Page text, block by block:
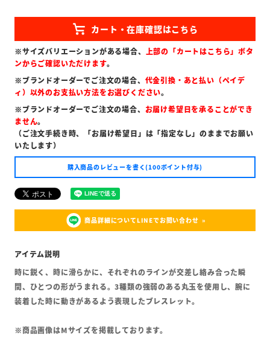
※サイズバリエーションがある場合、 上部の「カートはこちら」ボタ
ンからご確認いただけます。
※ブランドオーダーでご注文の場合、 代金引換・あと払い（ペイデ
ィ）以外のお支払い方法をお選びください。
※ブランドオーダーでご注文の場合、 お届け希望日を承ることができ
ません。
（ご注文手続き時、「お届け希望日」は「指定なし」のままでお願い
いたします）
購入商品のレビューを書く(100ポイント付与)
商品詳細についてLINEでお問い合わせ
時に鋭く、時に滑らかに、それぞれのラインが交差し絡み合った瞬
間、ひとつの形がうまれる。3種類の強弱のある丸玉を使用し、腕に
装着した時に動きがあるよう表現したブレスレット。
※商品画像はMサイズを掲載しております。